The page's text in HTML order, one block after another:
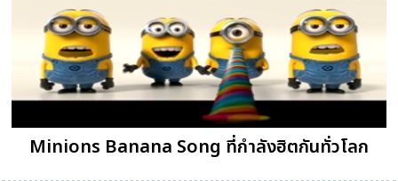
Minions Banana Song ที่กำลังฮิตกันทั่วโลก